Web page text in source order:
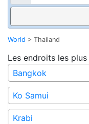
World > Thailand
Les endroits les
Bangkok
Ko Samui
Krabi